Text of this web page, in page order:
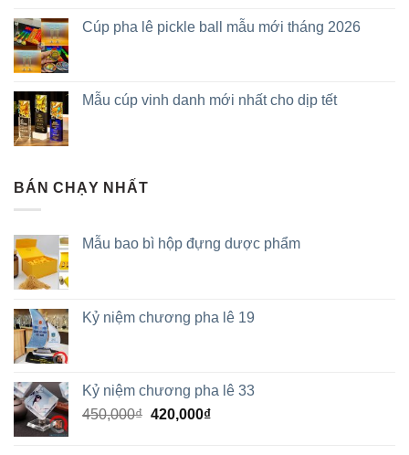
Cúp pha lê pickle ball mẫu mới tháng 2026
Mẫu cúp vinh danh mới nhất cho dịp tết
BÁN CHẠY NHẤT
Mẫu bao bì hộp đựng dược phẩm
Kỷ niệm chương pha lê 19
Kỷ niệm chương pha lê 33
450,000₫ 420,000₫